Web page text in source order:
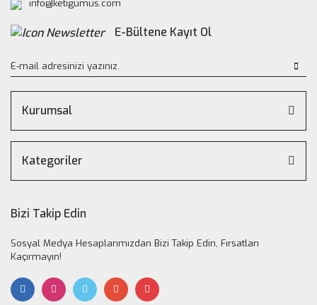
info@ketigumus.com
E-Bültene Kayıt Ol
Kurumsal
Kategoriler
Bizi Takip Edin
Sosyal Medya Hesaplarımızdan Bizi Takip Edin, Fırsatları
Kaçırmayın!